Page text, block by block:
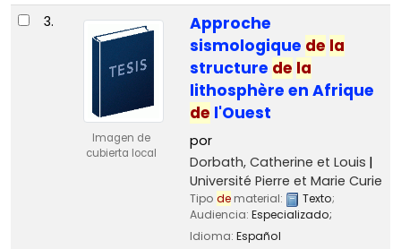
3.
Imagen de
cubierta local
Approche
sismologique de la
structure de la
lithosphère en Afrique
de l'Ouest
por
Dorbath, Catherine et Louis
Université Pierre et Marie Curie
Tipo dematerial: Texto;
Audiencia: Especializado;
Idioma: Español